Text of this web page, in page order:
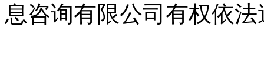
息咨询有限公司有权依